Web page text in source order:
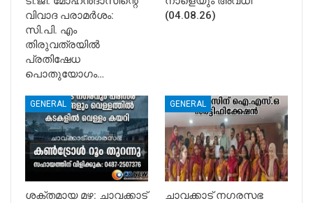
വിവാദ പരാമർശം:
സി.പി. എം
തിരുവത്രയിൽ
പ്രതിഷേധ
പൊതുയോഗം…
(04.08.26)
GENERAL
ശക്തമായ മഴ: ചാവക്കാട്
GENERAL
ചാവക്കാട് നഗരസഭ